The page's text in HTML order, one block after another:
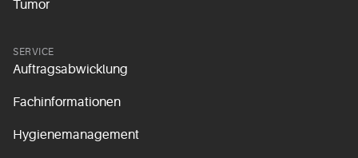
Tumor
SERVICE
Auftragsabwicklung
Fachinformationen
Hygienemanagement